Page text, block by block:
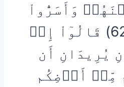
وَأَسَرُّواْ
ٱلنَّجۡوَىٰ (62) قَالُوٓاْ إِنۡ
يُرِيدَانِ أَن
مِّنۡ أَرۡضِكُم